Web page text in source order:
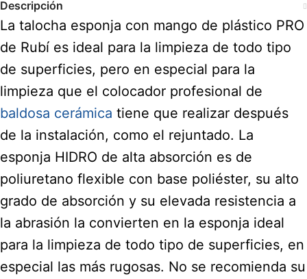
Descripción
La talocha esponja con mango de plástico PRO
de Rubí es ideal para la limpieza de todo tipo
de superficies, pero en especial para la
limpieza que el colocador profesional de
baldosa cerámica tiene que realizar después
de la instalación, como el rejuntado. La
esponja HIDRO de alta absorción es de
poliuretano flexible con base poliéster, su alto
grado de absorción y su elevada resistencia a
la abrasión la convierten en la esponja ideal
para la limpieza de todo tipo de superficies, en
especial las más rugosas. No se recomienda su